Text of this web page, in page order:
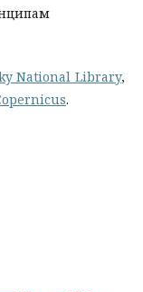
National Library,
.